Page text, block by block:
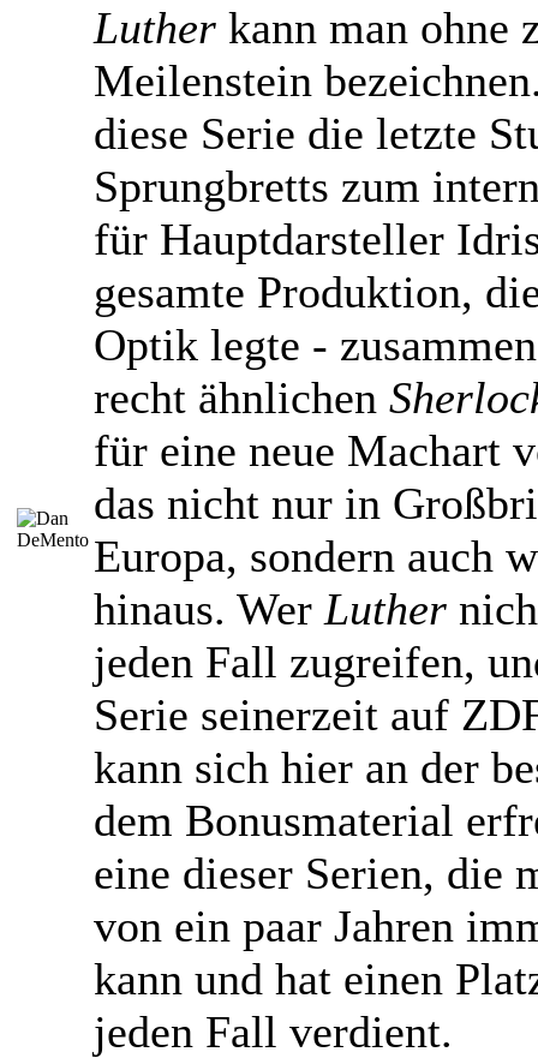
Luther kann man ohne
Meilenstein
diese Serie die letzte
Sprungbretts zum
für Hauptdarsteller
gesamte Produktion,
Optik legte -
recht ähnlichen
für eine neue Machart
das nicht nur in
Europa, sondern auch
hinaus. Wer Luther
jeden Fall zugreifen,
Serie seinerzeit auf
kann sich hier an der
dem Bonusmaterial
eine dieser Serien, die
von ein paar Jahren
kann und hat einen
jeden Fall verdient.